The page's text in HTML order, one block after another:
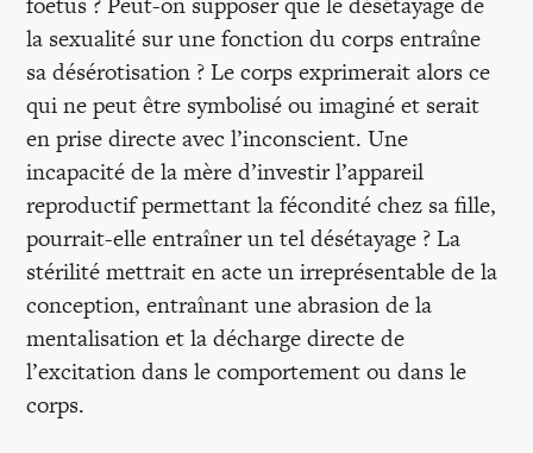
la sexualité sur une fonction du corps entraîne
sa désérotisation ? Le corps exprimerait alors ce
qui ne peut être symbolisé ou imaginé et serait
en prise directe avec l’inconscient. Une
incapacité de la mère d’investir l’appareil
reproductif permettant la fécondité chez sa fille,
pourrait-elle entraîner un tel désétayage ? La
stérilité mettrait en acte un irreprésentable de la
conception, entraînant une abrasion de la
mentalisation et la décharge directe de
l’excitation dans le comportement ou dans le
corps.